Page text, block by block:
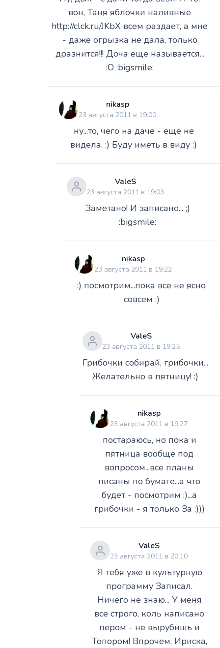
вон, Таня яблочки наливные
http://clck.ru/JKbX всем раздает, а мне
- даже огрызка не дала, только
дразнится!!! Доча еще называется...
:O :bigsmile:
nikasp
23 августа 2011 в 19:00
ну...то, чего на даче - еще не
видела. :) Буду иметь в виду :)
ValeS
23 августа 2011 в 19:03
Заметано! И записано... ;)
:bigsmile:
nikasp
23 августа 2011 в 19:22
:) посмотрим...пока все не ясно
совсем :)
ValeS
23 августа 2011 в 19:25
Грибочки собирай, грибочки...
Желательно в пятницу! :)
nikasp
23 августа 2011 в 19:27
постараюсь, но пока и
пятница вообще под
вопросом...все планы
писаны по бумаге...а что
будет - посмотрим :)...а
грибочки - я только За :)))
ValeS
23 августа 2011 в 20:10
Я тебя уже в культурную
программу Записал.
Ничего не знаю... У меня
все строго, коль написано
пером - не вырубишь и
Топором! Впрочем, Ириска,